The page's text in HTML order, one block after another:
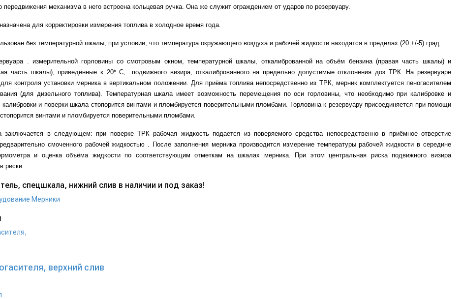
передвижения механизма в него встроена кольцевая ручка. Она же служит ограждением от ударов по резервуару.
для корректировки измерения топлива в холодное время года.
без температурной шкалы, при условии, что температура окружающего воздуха и рабочей жидкости находятся в пределах (20 +/-5) град.
. измерительной горловины со смотровым окном, температурной шкалы, откалиброванной на объём бензина (правая часть шкалы) и
часть шкалы), приведённые к 20* С, подвижного визира, откалиброванного на предельно допустимые отклонения доз ТРК. На резервуаре
контроля установки мерника в вертикальном положении. Для приёма топлива непосредственно из ТРК, мерник комплектуется пеногасителем
(для дизельного топлива). Температурная шкала имеет возможность перемещения по оси горловины, что необходимо при калибровке и
и поверки шкала стопорится винтами и пломбируется поверительными пломбами. Горловина к резервуару присоединяется при помощи
винтами и пломбируется поверительными пломбами.
заключается в следующем: при поверке ТРК рабочая жидкость подается из поверяемого средства непосредственно в приёмное отверстие
смоченного рабочей жидкостью . После заполнения мерника производится измерение температуры рабочей жидкости в середине
и оценка объёма жидкости по соответствующим отметкам на шкалах мерника. При этом центральная риска подвижного визира
риски
спецшкала, нижний слив в наличии и под заказ!
Мерники
верхний слив